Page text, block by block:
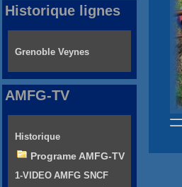
Historique lignes
Grenoble Veynes
AMFG-TV
Historique
Programe AMFG-TV
1-VIDEO AMFG SNCF